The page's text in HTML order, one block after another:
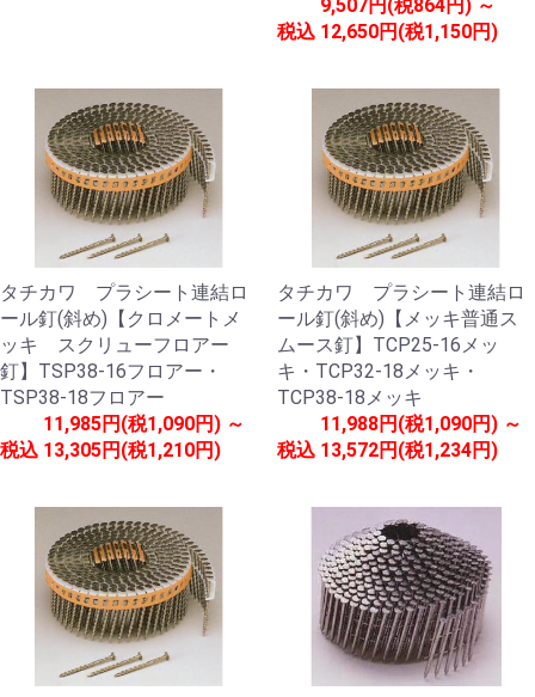
税込
9,507円(税864円) ～
12,650円(税1,150円)
タチカワ プラシート連結ロ
ール釘(斜め)【クロメートメ
ッキ スクリューフロアー
釘】TSP38-16フロアー・
TSP38-18フロアー
税込
11,985円(税1,090円) ～
13,305円(税1,210円)
タチカワ プラシート連結ロ
ール釘(斜め)【メッキ普通ス
ムース釘】TCP25-16メッ
キ・TCP32-18メッキ・
TCP38-18メッキ
税込
11,988円(税1,090円) ～
13,572円(税1,234円)